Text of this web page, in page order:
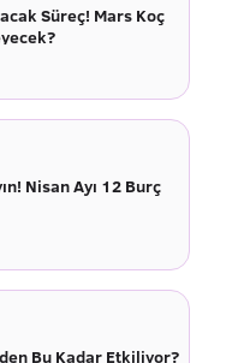
Süreç! Mars Koç
Nisan Ayı 12 Burç
Bu Kadar Etkiliyor?